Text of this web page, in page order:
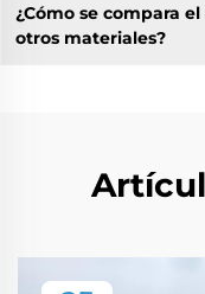
¿Cómo se compara
otros materiales?